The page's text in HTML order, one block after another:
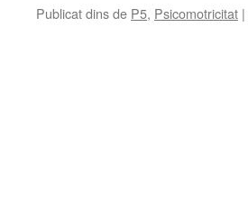
Publicat dins de P5, Psicomotricitat |